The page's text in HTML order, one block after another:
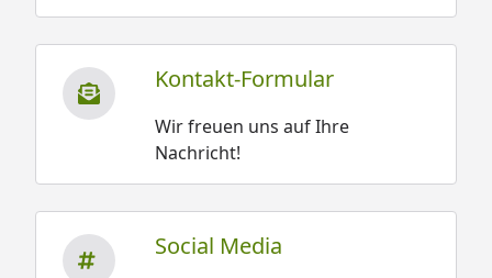
Kontakt-Formular
Wir freuen uns auf Ihre
Nachricht!
Social Media